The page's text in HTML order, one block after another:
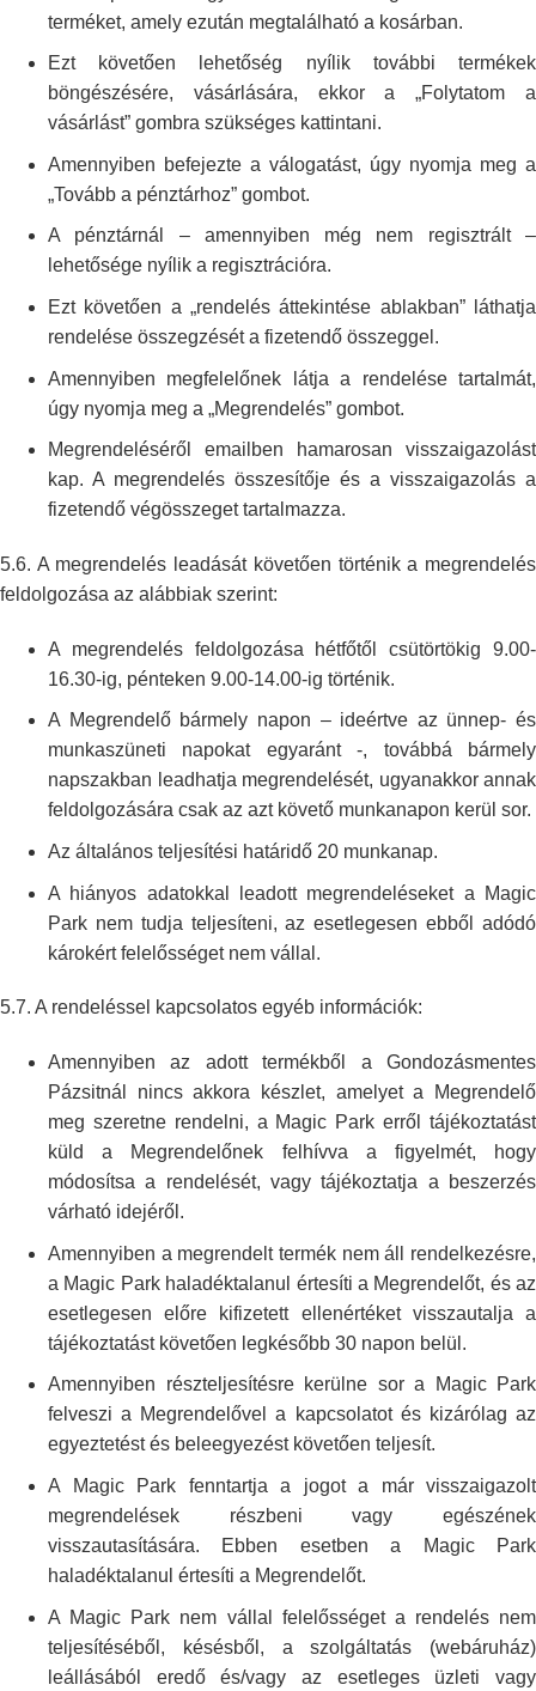
terméket, amely ezután megtalálható a kosárban.
Ezt követően lehetőség nyílik további termékek
böngészésére, vásárlására, ekkor a „Folytatom a
vásárlást” gombra szükséges kattintani.
Amennyiben befejezte a válogatást, úgy nyomja meg a
„Tovább a pénztárhoz” gombot.
A pénztárnál – amennyiben még nem regisztrált –
lehetősége nyílik a regisztrációra.
Ezt követően a „rendelés áttekintése ablakban” láthatja
rendelése összegzését a fizetendő összeggel.
Amennyiben megfelelőnek látja a rendelése tartalmát,
úgy nyomja meg a „Megrendelés” gombot.
Megrendeléséről emailben hamarosan visszaigazolást
kap. A megrendelés összesítője és a visszaigazolás a
fizetendő végösszeget tartalmazza.
5.6. A megrendelés leadását követően történik a megrendelés
feldolgozása az alábbiak szerint:
A megrendelés feldolgozása hétfőtől csütörtökig 9.00-
16.30-ig, pénteken 9.00-14.00-ig történik.
A Megrendelő bármely napon – ideértve az ünnep- és
munkaszüneti napokategyaránt -, továbbá bármely
napszakban leadhatja megrendelését, ugyanakkorannak
feldolgozására csak az azt követő munkanapon kerül sor.
Az általános teljesítési határidő 20 munkanap.
A hiányos adatokkal leadott megrendeléseket a Magic
Park nem tudja teljesíteni, az esetlegesen ebből adódó
károkért felelősséget nem vállal.
5.7. A rendeléssel kapcsolatos egyéb információk:
Amennyiben az adott termékből a Gondozásmentes
Pázsitnál nincs akkora készlet, amelyet a Megrendelő
meg szeretne rendelni, a Magic Park erről
tájékoztatást
küld a Megrendelőnek felhívva a figyelmét, hogy
módosítsa a rendelését, vagy tájékoztatja a beszerzés
várható idejéről.
Amennyiben a megrendelt termék nem áll rendelkezésre,
a Magic Parkhaladéktalanul értesíti a Megrendelőt, és az
esetlegesen előre kifizetettellenértéket visszautalja a
tájékoztatást követően legkésőbb 30 napon belül.
Amennyiben részteljesítésre kerülne sor a Magic Park
felveszi a Megrendelővel a kapcsolatot és kizárólag az
egyeztetést és beleegyezéstkövetően teljesít.
A Magic Park fenntartja a jogot a már visszaigazolt
megrendelések részbeni vagy egészének
visszautasítására. Ebben esetben a Magic Park
haladéktalanul értesíti a Megrendelőt.
A Magic Park nem vállal felelősséget a rendelés nem
teljesítéséből, késésből, a szolgáltatás (webáruház)
leállásából eredő és/vagy az esetlegesüzleti vagy